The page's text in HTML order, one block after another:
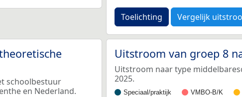
Toelichting Vergelijk
schoolbestuur
en Nederland.
Uitstroom van groep 8
Uitstroom naar type
2025.
Speciaal/praktijk VMBO-B/K